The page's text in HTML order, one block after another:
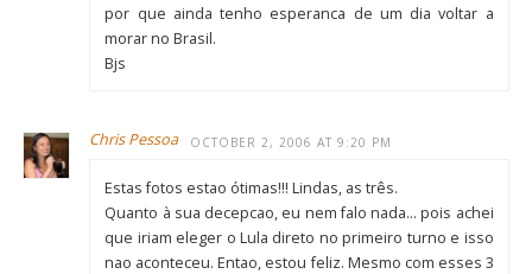
por que ainda tenho esperanca de um dia voltar a
morar no Brasil.
Bjs
Chris Pessoa OCTOBER 2, 2006 AT 9:20 PM
Estas fotos estao ótimas!!! Lindas, as três.
Quanto à sua decepcao, eu nem falo nada… pois achei
que iriam eleger o Lula direto no primeiro turno e isso
nao aconteceu. Entao, estou feliz. Mesmo com esses 3